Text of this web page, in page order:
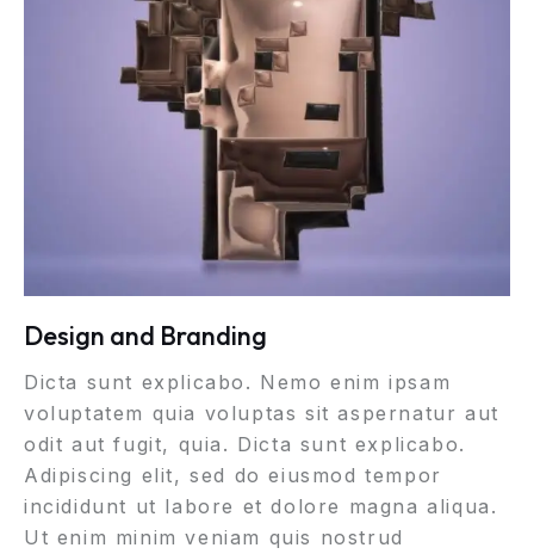
Design and Branding
Dicta sunt explicabo. Nemo enim ipsam
voluptatem quia voluptas sit aspernatur aut
odit aut fugit, quia. Dicta sunt explicabo.
Adipiscing elit, sed do eiusmod tempor
incididunt ut labore et dolore magna aliqua.
Ut enim minim veniam quis nostrud